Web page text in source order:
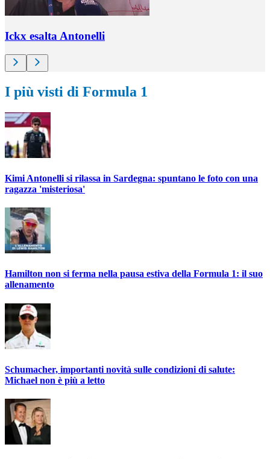
Ickx esalta Antonelli
I più visti di Formula 1
Kimi Antonelli si rilassa in Sardegna: spuntano le foto con una
ragazza 'misteriosa'
Hamilton non si ferma nella pausa estiva della Formula 1: il suo
allenamento
Schumacher, importanti novità sulle condizioni di salute:
Michael non è più a letto